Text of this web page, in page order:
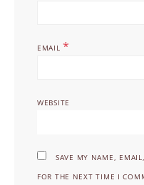
EMAIL*
WEBSITE
SAVE MY NAME,
FOR THE NEXT TIME I